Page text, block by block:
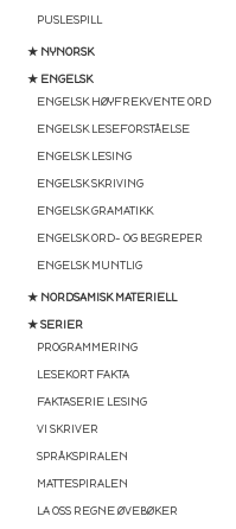
PUSLESPILL
★ NYNORSK
★ ENGELSK
ENGELSK HØYFREKVENTE ORD
ENGELSK LESEFORSTÅELSE
ENGELSK LESING
ENGELSK SKRIVING
ENGELSK GRAMATIKK
ENGELSK ORD- OG BEGREPER
ENGELSK MUNTLIG
★ NORDSAMISK MATERIELL
★ SERIER
PROGRAMMERING
LESEKORT FAKTA
FAKTASERIE LESING
VI SKRIVER
SPRÅKSPIRALEN
MATTESPIRALEN
LA OSS REGNE ØVEBØKER